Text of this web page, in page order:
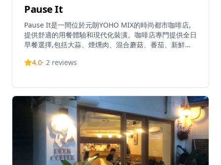
Pause It
Pause It是一間位於元朗YOHO MIX的時尚都市咖啡店,
提供舒適的用餐體驗和現代化裝潢。咖啡店專門提供全日
早餐選擇,包括大蒜、煙燻肉、混合蘑菇、番茄、新鮮沙
包括視覺上令人驚艷的黑芝麻拿鐵、竹炭牛奶咖啡和橙巧
細的拿鐵藝術而聞名,吸引了眾多咖啡愛好者。憑藉舒適
的座位和溫馨的氛圍,Pause It已在香港擴展了多家分店,
包括九龍地區的位置,成為休閒用餐和咖啡聚會的熱門地
點。咖啡店提供各種菜單選項,包括全日菜單、午餐套餐
和二人晚餐特別套餐,滿足全天不同的用餐偏好。
4.0· 2 reviews